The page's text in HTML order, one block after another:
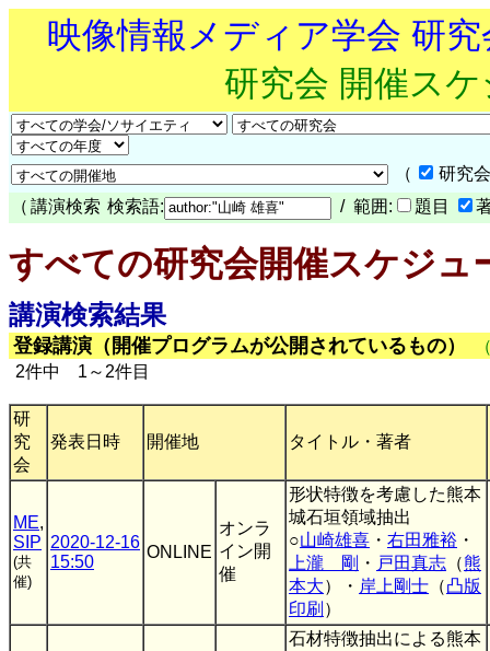
映像情報メディア学会 研
研究会 開催ス
（
研究
（ 講演検索 検索語: / 範囲: 題目
すべての研究会開催スケジュ
講演検索結果
登録講演（開催プログラムが公開されているもの）
2件中 1～2件目
研
究
会
発表日時 開催地 タイトル・著者
ME,
SIP
(共
催)
2020-12-16
15:50
ONLINE
オンラ
イン開
催
形状特徴を考慮した熊本
城石垣領域抽出
○山崎雄喜 ・ 右田雅裕 ・
上瀧 剛 ・ 戸田真志 （熊
本大）・ 岸上剛士 （凸版
印刷 ）
石材特徴抽出による熊本